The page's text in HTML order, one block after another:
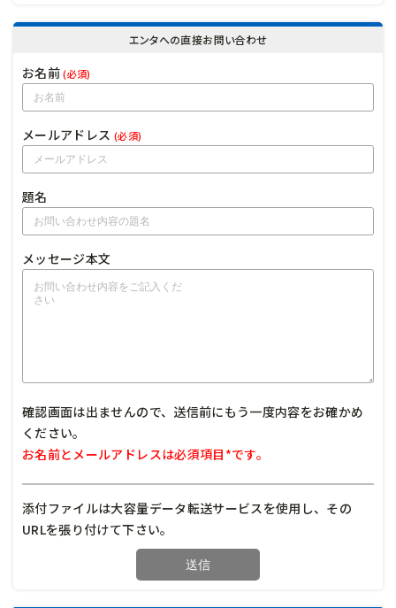
エンタへの直接お問い合わせ
お名前(必須)
メールアドレス (必須)
題名
メッセージ本文
確認画面は出ませんので、送信前にもう一度内容をお確かめ
ください。
お名前とメールアドレスは必須項目*です。
添付ファイルは大容量データ転送サービスを使用し、その
URLを張り付けて下さい。